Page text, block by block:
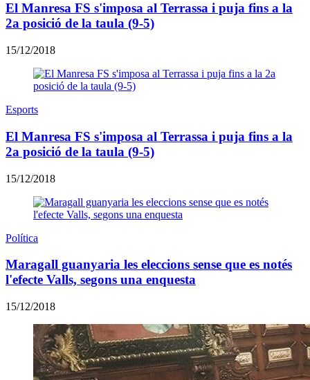
El Manresa FS s'imposa al Terrassa i puja fins a la
2a posició de la taula (9-5)
15/12/2018
Esports
El Manresa FS s'imposa al Terrassa i puja fins a la
2a posició de la taula (9-5)
15/12/2018
Política
Maragall guanyaria les eleccions sense que es notés
l'efecte Valls, segons una enquesta
15/12/2018